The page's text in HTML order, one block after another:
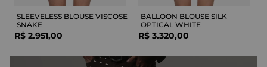
SLEEVELESS BLOUSE VISCOSE
SNAKE
R$ 2.951,00
BALLOON BLOUSE SILK
OPTICAL WHITE
R$ 3.320,00